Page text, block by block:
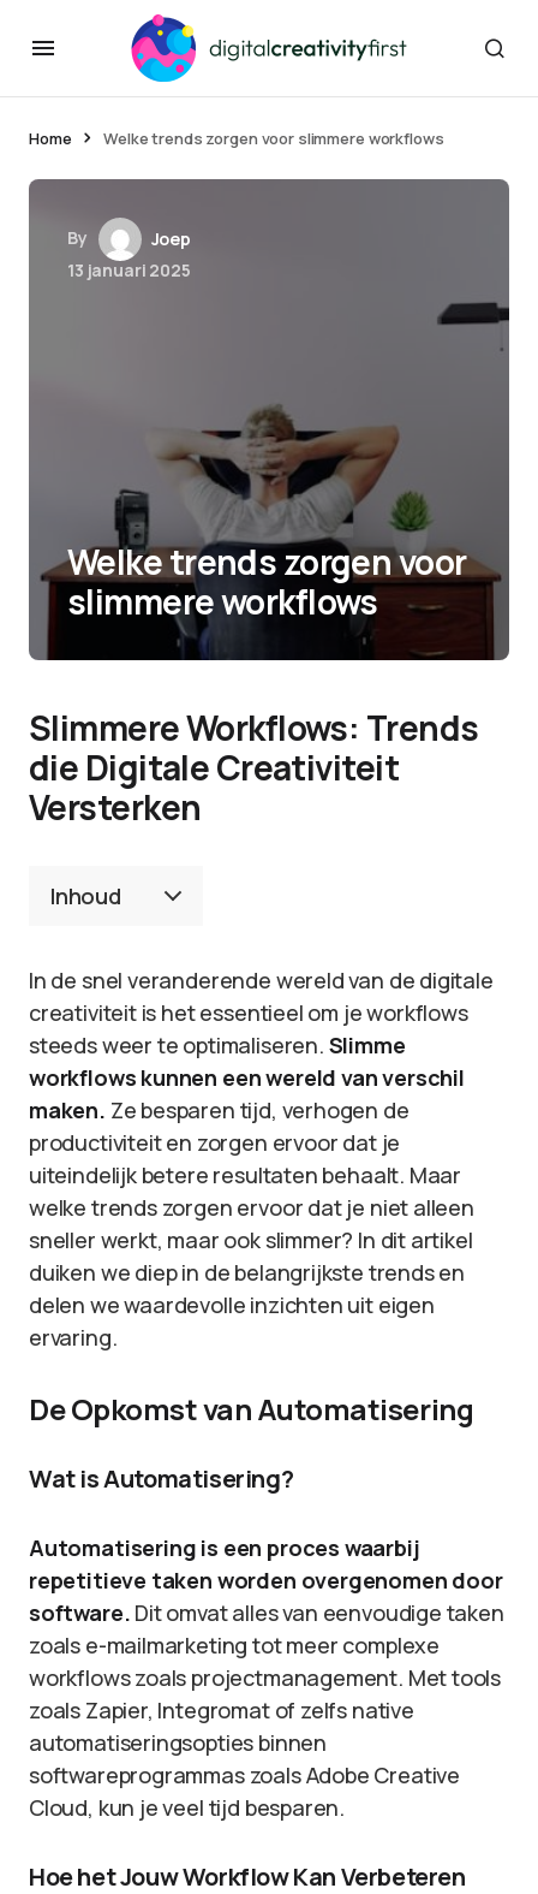
Home Welke trends zorgen voor slimmere workflows
By
Joep
13 januari 2025
Welke trends zorgen voor
slimmere workflows
Slimmere Workflows: Trends
die Digitale Creativiteit
Versterken
Inhoud
In de snel veranderende wereld van de digitale
creativiteit is het essentieel om je workflows
steeds weer te optimaliseren. Slimme
workflows kunnen een wereld van verschil
maken. Ze besparen tijd, verhogen de
productiviteit en zorgen ervoor dat je
uiteindelijk betere resultaten behaalt. Maar
welke trends zorgen ervoor dat je niet alleen
sneller werkt, maar ook slimmer? In dit artikel
duiken we diep in de belangrijkste trends en
delen we waardevolle inzichten uit eigen
ervaring.
De Opkomst van Automatisering
Wat is Automatisering?
Automatisering is een proces waarbij
repetitieve taken worden overgenomen door
software. Dit omvat alles van eenvoudige taken
zoals e-mailmarketing tot meer complexe
workflows zoals projectmanagement. Met tools
zoals Zapier, Integromat of zelfs native
automatiseringsopties binnen
softwareprogrammas zoals Adobe Creative
Cloud, kun je veel tijd besparen.
Hoe het Jouw Workflow Kan Verbeteren